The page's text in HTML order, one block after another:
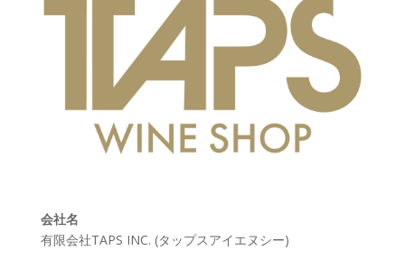
会社名
有限会社TAPS INC. (タップスアイエヌシー)